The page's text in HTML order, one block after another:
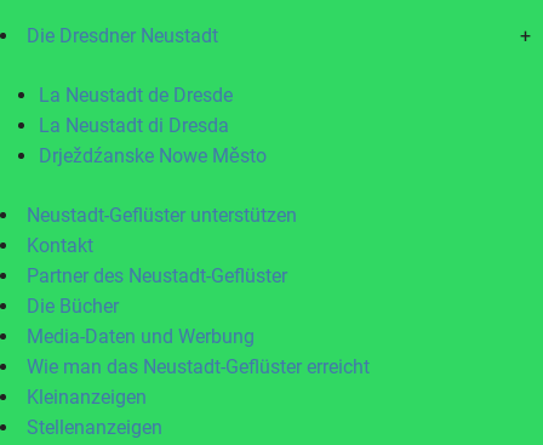
Die Dresdner Neustadt +
La Neustadt de Dresde
La Neustadt di Dresda
Drježdźanske Nowe Město
Neustadt-Geflüster unterstützen
Kontakt
Partner des Neustadt-Geflüster
Die Bücher
Media-Daten und Werbung
Wie man das Neustadt-Geflüster erreicht
Kleinanzeigen
Stellenanzeigen